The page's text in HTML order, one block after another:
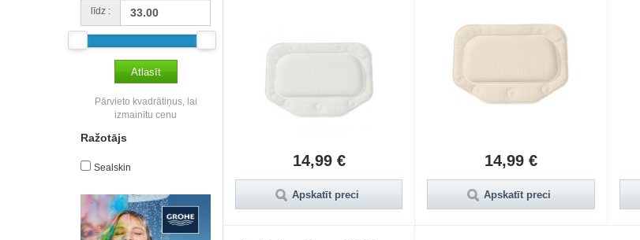
līdz :
Pārvieto kvadrātiņus, lai
izmainītu cenu
Ražotājs
Sealskin 14,99 €
Apskatīt preci
14,99 €
Apskatīt preci